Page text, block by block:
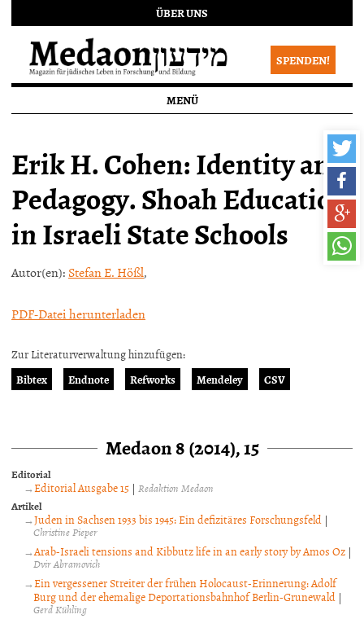
ÜBER UNS
SPENDEN!
MENÜ
Erik H. Cohen: Identity and
Pedagogy. Shoah Education
in Israeli State Schools
Autor(en): Stefan E. Hößl,
PDF-Datei herunterladen
Zur Literaturverwaltung hinzufügen:
Bibtex
Endnote Refworks Mendeley CSV
Medaon 8 (2014), 15
Editorial
Editorial Ausgabe 15 |Redaktion Medaon
Artikel
Juden in Sachsen 1933 bis 1945: Ein defizitäres Forschungsfeld |
Christine Pieper
Arab-Israeli tensions and Kibbutz life in an early story by Amos Oz |
Dvir Abramovich
Ein vergessener Streiter der frühen Holocaust-Erinnerung: Adolf
Burg und der ehemalige Deportationsbahnhof Berlin-Grunewald |
Gerd Kühling